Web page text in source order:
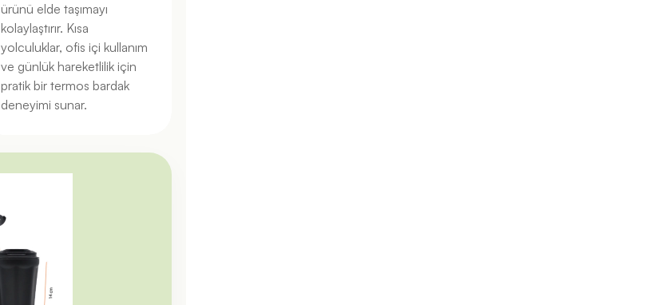
ürünü elde taşımayı
kolaylaştırır. Kısa
yolculuklar, ofis içi kullanım
ve günlük hareketlilik için
pratik bir termos bardak
deneyimi sunar.